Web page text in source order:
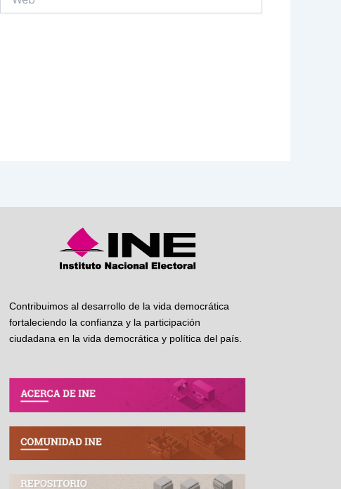
Contribuimos al desarrollo de la vida democrática
fortaleciendo la confianza y la participación
ciudadana en la vida democrática y política del país.